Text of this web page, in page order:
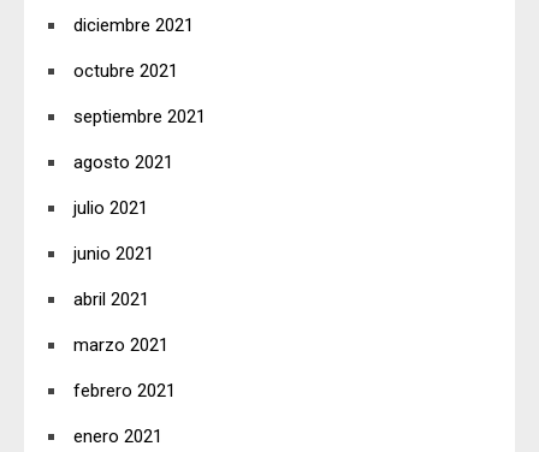
diciembre 2021
octubre 2021
septiembre 2021
agosto 2021
julio 2021
junio 2021
abril 2021
marzo 2021
febrero 2021
enero 2021